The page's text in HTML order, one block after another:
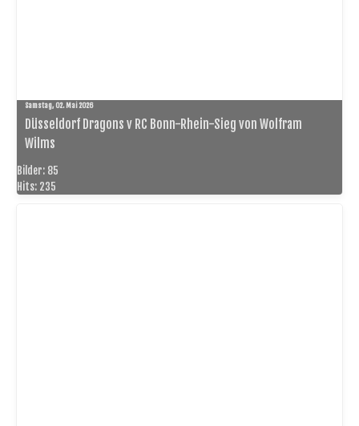
Samstag, 02. Mai 2026
Düsseldorf Dragons v RC Bonn-Rhein-Sieg von Wolfram
Wilms
Bilder: 85
Hits: 235